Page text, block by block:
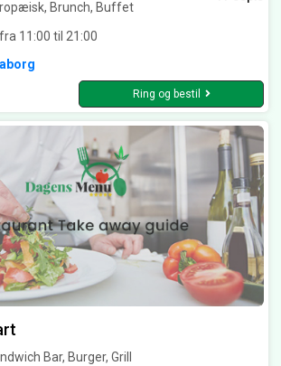
Brunch, Buffet
11:00 til 21:00
Ring og bestil
Bar, Burger, Grill